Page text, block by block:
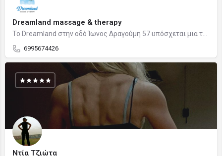
Dreamland massage & therapy
6995674426
Ντία Τζιώτα